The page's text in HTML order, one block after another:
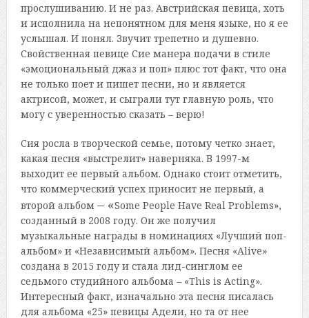
прослушиванию. И не раз. Австрийская певица, хоть
и исполнила на непонятном для меня языке, но я ее
услышал. И понял. Звучит трепетно и душевно.
Свойственная певице Сие манера подачи в стиле
«эмоциональный джаз и поп» плюс тот факт, что она
не только поет и пишет песни, но и является
актрисой, может, и сыграли тут главную роль, что
могу с уверенностью сказать – верю!
Сия росла в творческой семье, потому четко знает,
какая песня «выстрелит» наверняка. В 1997-м
выходит ее первый альбом. Однако стоит отметить,
что коммерческий успех приносит не первый, а
второй альбом – «Some People Have Real Problems»,
созданный в 2008 году. Он же получил
музыкальные награды в номинациях «Лучший поп-
альбом» и «Независимый альбом». Песня «Alive»
создана в 2015 году и стала лид-синглом ее
седьмого студийного альбома – «This is Acting».
Интересный факт, изначально эта песня писалась
для альбома «25» певицы Адели, но та от нее